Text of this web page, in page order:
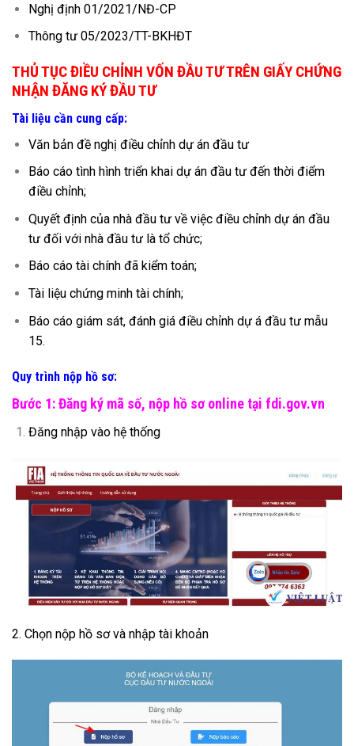
Nghị định 01/2021/NĐ-CP
Thông tư 05/2023/TT-BKHĐT
THỦ TỤC ĐIỀU CHỈNH VỐN ĐẦU TƯ TRÊN GIẤY CHỨNG
NHẬN ĐĂNG KÝ ĐẦU TƯ
Tài liệu cần cung cấp:
Văn bản đề nghị điều chỉnh dự án đầu tư
Báo cáo tình hình triển khai dự án đầu tư đến thời điểm
điều chỉnh;
Quyết định của nhà đầu tư về việc điều chỉnh dự án đầu
tư đối với nhà đầu tư là tổ chức;
Báo cáo tài chính đã kiểm toán;
Tài liệu chứng minh tài chính;
Báo cáo giám sát, đánh giá điều chỉnh dự á đầu tư mẫu
15.
Quy trình nộp hồ sơ:
Bước 1: Đăng ký mã số, nộp hồ sơ online tại fdi.gov.vn
Đăng nhập vào hệ thống
2. Chọn nộp hồ sơ và nhập tài khoản